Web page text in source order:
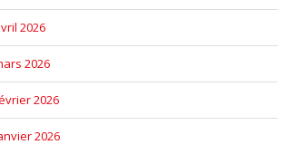
2026
2026
2026
2026